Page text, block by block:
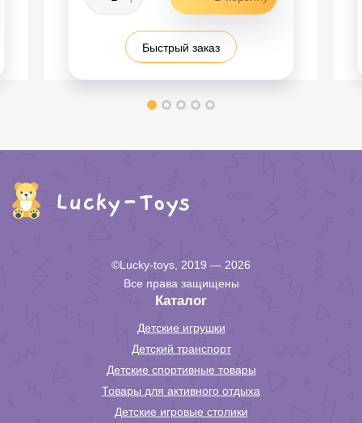
Быстрый заказ
©Lucky-toys, 2019 — 2026
Все права защищены
Каталог
Детские игрушки
Детский транспорт
Детские спортивные товары
Товары для активного отдыха
Детские игровые столики